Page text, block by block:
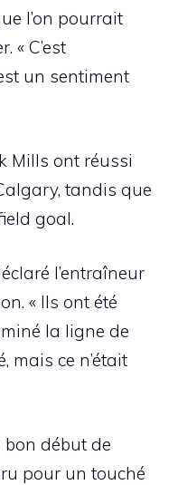
l’on pourrait
« C’est
un sentiment
Mills ont réussi
tandis que
goal.
l’entraîneur
« Ils ont été
la ligne de
mais ce n’était
début de
pour un touché